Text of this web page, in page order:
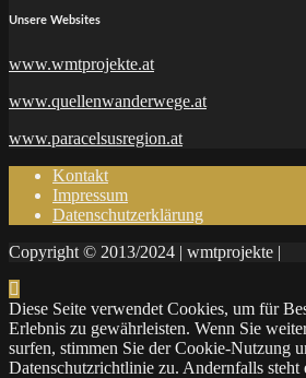
Unsere Websites
www.wmtprojekte.at
www.quellenwanderwege.at
www.paracelsusregion.at
Kontakt
Impressum
Datenschutzerklärung
Copyright © 2013/2024 | wmtprojekte |
Diese Seite verwendet Cookies, um für
Erlebnis zu gewährleisten. Wenn Sie
surfen, stimmen Sie der Cookie-Nutzung
Datenschutzrichtlinie zu. Andernfalls steht